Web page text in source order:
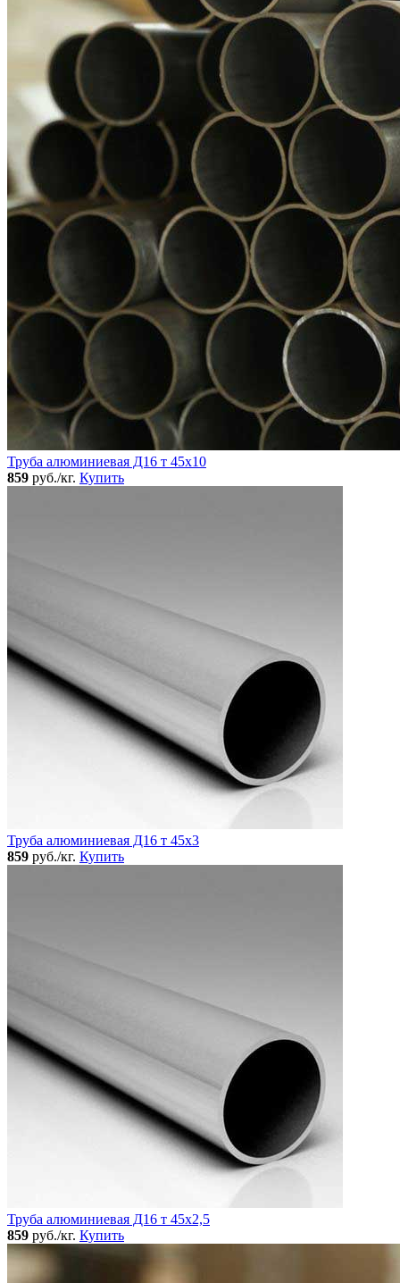
Труба алюминиевая Д16 т 45х10
859 руб./кг. Купить
Труба алюминиевая Д16 т 45х3
859 руб./кг. Купить
Труба алюминиевая Д16 т 45х2,5
859 руб./кг. Купить